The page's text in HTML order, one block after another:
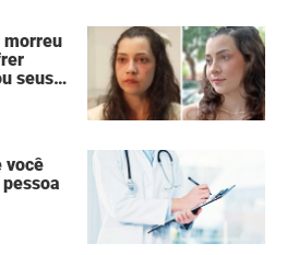
morreu
seus
você